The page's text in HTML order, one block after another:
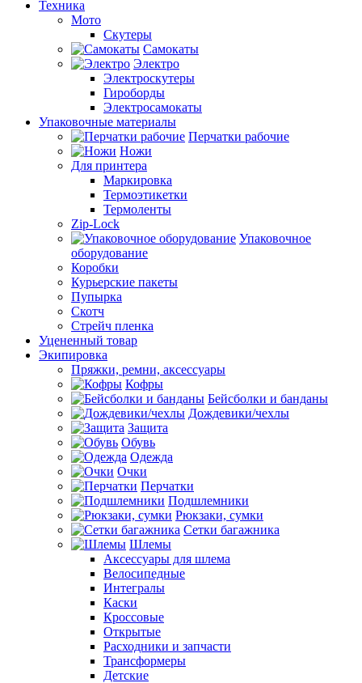
Техника
Мото
Скутеры
Самокаты
Электро
Электроскутеры
Гироборды
Электросамокаты
Упаковочные материалы
Перчатки рабочие
Ножи
Для принтера
Маркировка
Термоэтикетки
Термоленты
Zip-Lock
Упаковочное
оборудование
Коробки
Курьерские пакеты
Пупырка
Скотч
Стрейч пленка
Уцененный товар
Экипировка
Пряжки, ремни, аксессуары
Кофры
Бейсболки и банданы
Дождевики/чехлы
Защита
Обувь
Одежда
Очки
Перчатки
Подшлемники
Рюкзаки, сумки
Сетки багажника
Шлемы
Аксессуары для шлема
Велосипедные
Интегралы
Каски
Кроссовые
Открытые
Расходники и запчасти
Трансформеры
Детские